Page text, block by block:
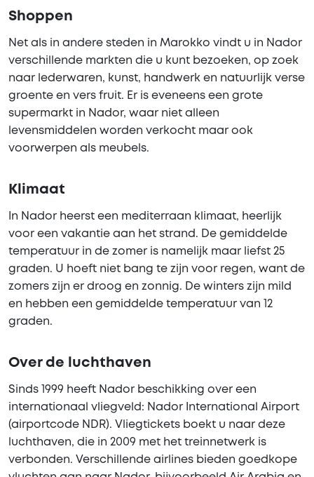
Shoppen
Net als in andere steden in Marokko vindt u in Nador
verschillende markten die u kunt bezoeken, op zoek
naar lederwaren, kunst, handwerk en natuurlijk verse
groente en vers fruit. Er is eveneens een grote
supermarkt in Nador, waar niet alleen
levensmiddelen worden verkocht maar ook
voorwerpen als meubels.
Klimaat
In Nador heerst een mediterraan klimaat, heerlijk
voor een vakantie aan het strand. De gemiddelde
temperatuur in de zomer is namelijk maar liefst 25
graden. U hoeft niet bang te zijn voor regen, want de
zomers zijn er droog en zonnig. De winters zijn mild
en hebben een gemiddelde temperatuur van 12
graden.
Over de luchthaven
Sinds 1999 heeft Nador beschikking over een
internationaal vliegveld: Nador International Airport
(airportcode NDR). Vliegtickets boekt u naar deze
luchthaven, die in 2009 met het treinnetwerk is
verbonden. Verschillende airlines bieden goedkope